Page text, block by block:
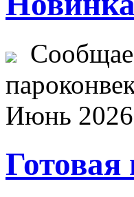
Июнь 2026